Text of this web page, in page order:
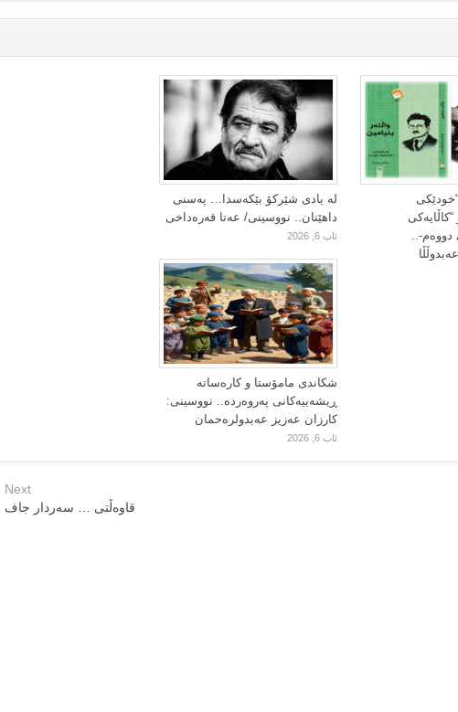
دووەم-..
لە یادی شێرکۆ بێکەسدا… پەسنی
داهێنان.. نووسینی/ عەتا قەرەداخی
ئاب 6, 2026
شکاندی مامۆستا و کارەساتە
ڕیشەییەکانی پەروەردە.. نووسینی:
کارزان عەزیز عەبدولرەحمان
ئاب 6, 2026
Next
قاوه‌ڵتی … سه‌ردار جاف